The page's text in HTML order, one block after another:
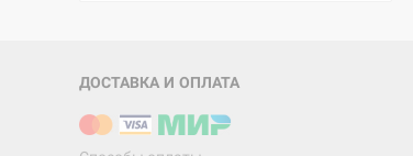
ДОСТАВКА И ОПЛАТА